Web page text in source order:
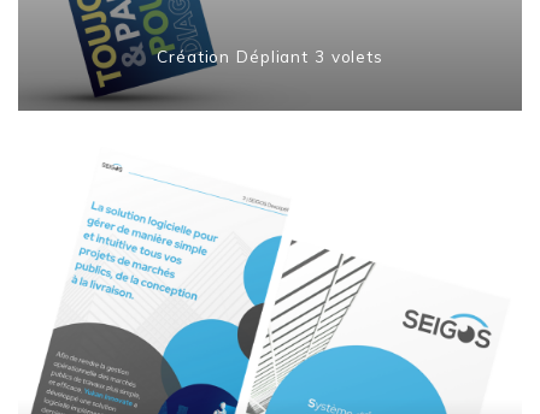
Création Dépliant 3 volets